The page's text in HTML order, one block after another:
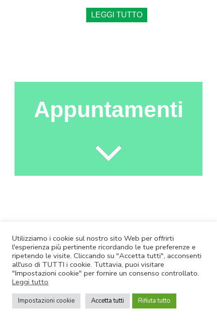
Utilizziamo i cookie sul nostro sito Web per offrirti
l'esperienza più pertinente ricordando le tue preferenze e
ripetendo le visite. Cliccando su "Accetta tutti", acconsenti
all'uso di TUTTI i cookie. Tuttavia, puoi visitare
"Impostazioni cookie" per fornire un consenso controllato.
Leggi tutto
Impostazioni cookie Accetta tutti Rifiuta tutto
LEGGI TUTTO
Appuntamenti
Summer School in
Efficienza energetica
2024 PAESC Edition
collaborazione con ANCI, la
dodicesima edizione si